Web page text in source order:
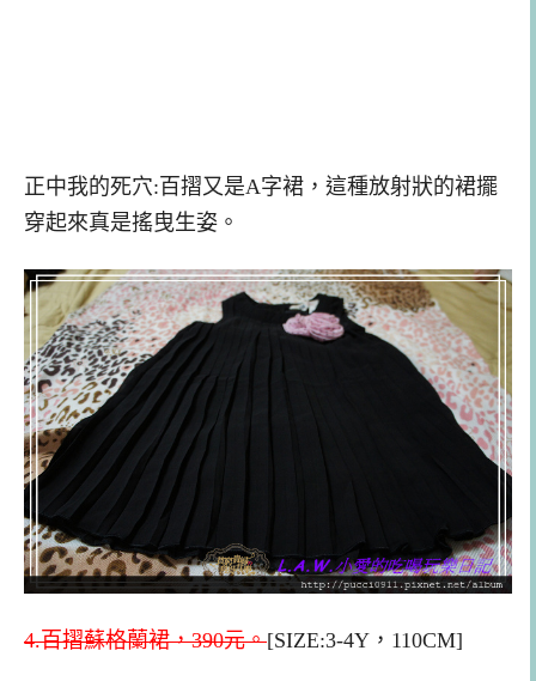
正中我的死穴:百摺又是A字裙，這種放射狀的裙擺
穿起來真是搖曳生姿。
4.百摺蘇格蘭裙，390元。[SIZE:3-4Y，110CM]